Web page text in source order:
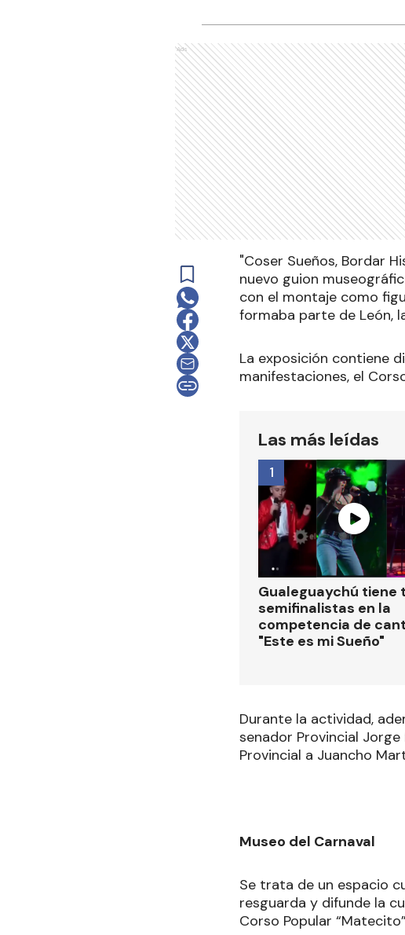
Ads
"Coser Sueños, Bordar
nuevo guion
con el montaje como
formaba parte de León,
La exposición contiene
manifestaciones, el
Las más leídas
Gualeguaychú tiene
semifinalistas en la
competencia de
"Este es mi Sueño"
1
Durante la actividad,
senador Provincial
Provincial a Juancho
Museo del Carnaval
Se trata de un espacio
resguarda y difunde la
Corso Popular